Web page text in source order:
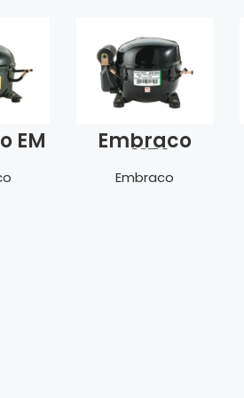
EM Embraco
NEK 6170 Z –
dual frekans
–
Embraco